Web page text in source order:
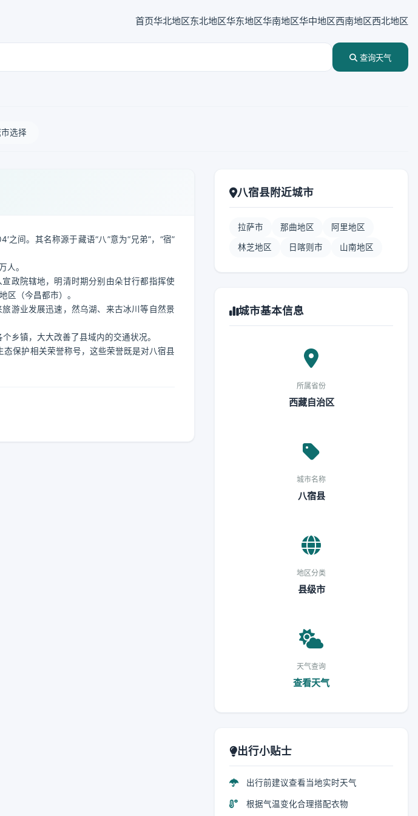
首页华北地区东北地区华东地区华南地区华中地区西南地区西北地区
查询天气
选择
之间。其名称源于藏语“八”意为“兄弟”，“宿”
人。
政院辖地，明清时期分别由朵甘行都指挥使
区（今昌都市）。
游业发展迅速，然乌湖、来古冰川等自然景
乡镇，大大改善了县域内的交通状况。
保护相关荣誉称号，这些荣誉既是对八宿县
八宿县附近城市
拉萨市 那曲地区 阿里地区
林芝地区 日喀则市 山南地区
城市基本信息
所属省份
西藏自治区
城市名称
八宿县
地区分类
县级市
天气查询
查看天气
出行小贴士
出行前建议查看当地实时天气
根据气温变化合理搭配衣物